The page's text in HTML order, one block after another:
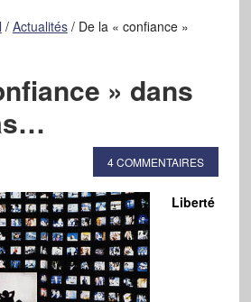
/ Actualités /De la « confiance »
» dans
4 COMMENTAIRES
Liberté